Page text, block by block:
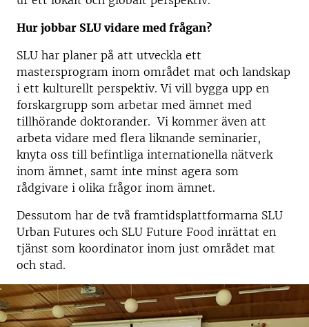
Hur jobbar SLU vidare med frågan?
SLU har planer på att utveckla ett
mastersprogram inom området mat och landskap
i ett kulturellt perspektiv. Vi vill bygga upp en
forskargrupp som arbetar med ämnet med
tillhörande doktorander. Vi kommer även att
arbeta vidare med flera liknande seminarier,
knyta oss till befintliga internationella nätverk
inom ämnet, samt inte minst agera som
rådgivare i olika frågor inom ämnet.
Dessutom har de två framtidsplattformarna SLU
Urban Futures och SLU Future Food inrättat en
tjänst som koordinator inom just området mat
och stad.